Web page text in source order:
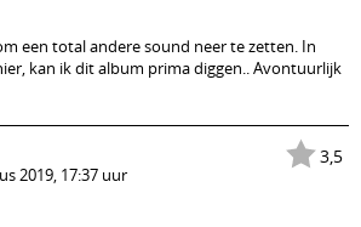
een total andere sound neer te zetten. In
kan ik dit album prima diggen.. Avontuurlijk
3,5
2019, 17:37 uur